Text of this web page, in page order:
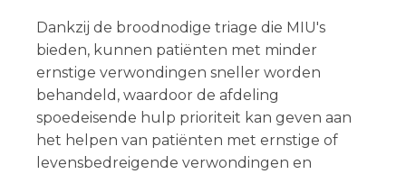
Dankzij de broodnodige triage die MIU's
bieden, kunnen patiënten met minder
ernstige verwondingen sneller worden
behandeld, waardoor de afdeling
spoedeisende hulp prioriteit kan geven aan
het helpen van patiënten met ernstige of
levensbedreigende verwondingen en